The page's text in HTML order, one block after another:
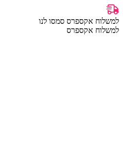
למשלוח אקספרס סמסו לנו
למשלוח אקספרס